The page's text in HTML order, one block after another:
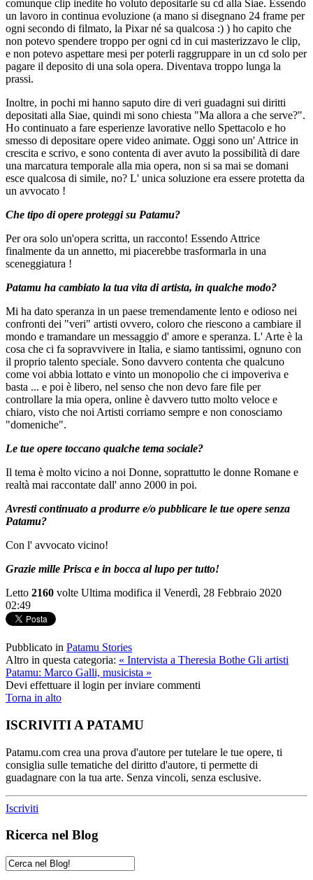
comunque clip inedite ho voluto depositarle su cd alla Siae. Essendo
un lavoro in continua evoluzione (a mano si disegnano 24 frame per
ogni secondo di filmato, la Pixar né sa qualcosa :) ) ho capito che
non potevo spendere troppo per ogni cd in cui masterizzavo le clip,
e non potevo aspettare mesi per poterli raggruppare in un cd solo per
pagare il deposito di una sola opera. Diventava troppo lunga la
prassi.
Inoltre, in pochi mi hanno saputo dire di veri guadagni sui diritti
depositati alla Siae, quindi mi sono chiesta "Ma allora a che serve?".
Ho continuato a fare esperienze lavorative nello Spettacolo e ho
smesso di depositare opere video animate. Oggi sono un' Attrice in
crescita e scrivo, e sono contenta di aver avuto la possibilità di dare
una marcatura temporale alla mia opera, non si sa mai se domani
esce qualcosa di simile, no? L' unica soluzione era essere protetta da
un avvocato !
Che tipo di opere proteggi su Patamu?
Per ora solo un'opera scritta, un racconto! Essendo Attrice
finalmente da un annetto, mi piacerebbe trasformarla in una
sceneggiatura !
Patamu ha cambiato la tua vita di artista, in qualche modo?
Mi ha dato speranza in un paese tremendamente lento e odioso nei
confronti dei "veri" artisti ovvero, coloro che riescono a cambiare il
mondo e tramandare un messaggio d' amore e speranza. L' Arte è la
cosa che ci fa sopravvivere in Italia, e siamo tantissimi, ognuno con
il proprio talento speciale. Sono davvero contenta che qualcuno
come voi abbia lottato e vinto un monopolio che ci impoveriva e
basta ... e poi è libero, nel senso che non devo fare file per
controllare la mia opera, online è davvero tutto molto veloce e
chiaro, visto che noi Artisti corriamo sempre e non conosciamo
"domeniche".
Le tue opere toccano qualche tema sociale?
Il tema è molto vicino a noi Donne, soprattutto le donne Romane e
realtà mai raccontate dall' anno 2000 in poi.
Avresti continuato a produrre e/o pubblicare le tue opere senza
Patamu?
Con l' avvocato vicino!
Grazie mille Prisca e in bocca al lupo per tutto!
Letto 2160 volte Ultima modifica il Venerdì, 28 Febbraio 2020
02:49
Pubblicato in Patamu Stories
Altro in questa categoria: « Intervista a Theresia Bothe Gli artisti
Patamu: Marco Galli, musicista »
Devi effettuare il login per inviare commenti
Torna in alto
ISCRIVITI A PATAMU
Patamu.com crea una prova d'autore per tutelare le tue opere, ti
consiglia sulle tematiche del diritto d'autore, ti permette di
guadagnare con la tua arte. Senza vincoli, senza esclusive.
Iscriviti
Ricerca nel Blog